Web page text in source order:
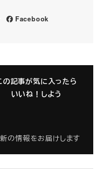
Facebook
の記事が気に入ったら
いいね！しよう
の情報をお届けします